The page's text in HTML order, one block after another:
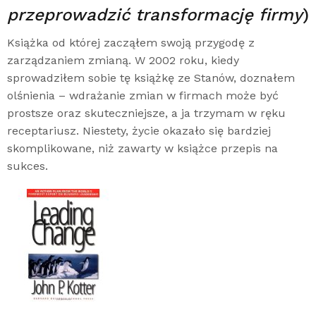
przeprowadzić transformację firmy)
Książka od której zacząłem swoją przygodę z
zarządzaniem zmianą. W 2002 roku, kiedy
sprowadziłem sobie tę książkę ze Stanów, doznałem
olśnienia – wdrażanie zmian w firmach może być
prostsze oraz skuteczniejsze, a ja trzymam w ręku
receptariusz. Niestety, życie okazało się bardziej
skomplikowane, niż zawarty w książce przepis na
sukces.